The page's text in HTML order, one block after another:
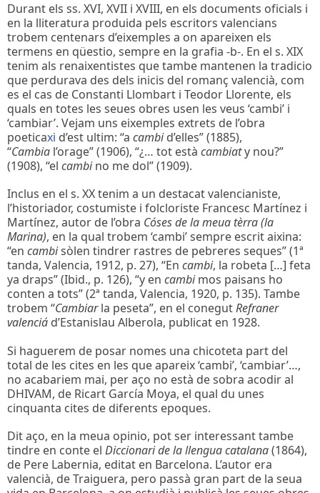
Durant els ss. XVI, XVII i XVIII, en els documents oficials i
en la lliteratura produida pels escritors valencians
trobem centenars d’eixemples a on apareixen els
termens en qüestio, sempre en la grafia -b-. En el s. XIX
tenim als renaixentistes que tambe mantenen la tradicio
que perdurava des dels inicis del romanç valencià, com
es el cas de Constanti Llombart i Teodor Llorente, els
quals en totes les seues obres usen les veus ‘cambi’ i
‘cambiar’. Vejam uns eixemples extrets de l’obra
poeticaxi d’est ultim: “a cambid’elles” (1885),
“Cambia l’orage” (1906), “¿… tot està cambiaty nou?”
(1908), “el cambino me dol” (1909).
Inclus en el s. XX tenim a un destacat valencianiste,
l’historiador, costumiste i folcloriste Francesc Martínez i
Martínez, autor de l’obra Cóses de la meua tèrra (la
Marina), en la qual trobem ‘cambi’ sempre escrit aixina:
“en cambisòlen tindrer rastres de pebreres seques” (1ª
tanda, Valencia, 1912, p. 27), “En cambi, la robeta […] feta
ya draps” (Ibid., p. 126), “y en cambimos paisans ho
conten a tots” (2ª tanda, Valencia, 1920, p. 135). Tambe
trobem “Cambiarla peseta”, en el conegutRefraner
valenciá d’Estanislau Alberola, publicat en 1928.
Si haguerem de posar nomes una chicoteta part del
total de les cites en les que apareix ‘cambi’, ‘cambiar’…,
no acabariem mai, per aço no està de sobra acodir al
DHIVAM, de Ricart García Moya, el qual du unes
cinquanta cites de diferents epoques.
Dit aço, en la meua opinio, pot ser interessant tambe
tindre en conte el Diccionari de la llengua catalana(1864),
de Pere Labernia, editat en Barcelona. L’autor era
valencià, de Traiguera, pero passà gran part de la seua